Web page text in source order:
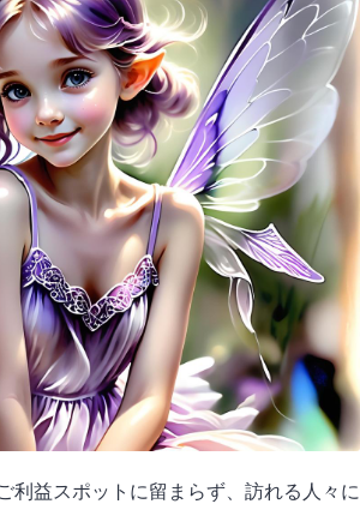
利益スポットに留まらず、訪れる人々に